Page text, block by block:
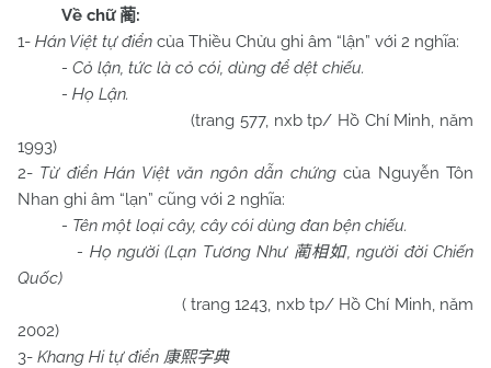
Về chữ 蔺:
1- Hán Việt tự điển của Thiều Chửu ghi âm “lận” với 2 nghĩa:
- Cỏ lận, tức là cỏ cói, dùng để dệt chiếu.
- Họ Lận.
(trang 577, nxb tp/ Hồ Chí Minh, năm
1993)
2- Từ điển Hán Việt văn ngôn dẫn chứngcủa Nguyễn Tôn
Nhan ghi âm “lạn” cũng với 2 nghĩa:
- Tên một loại cây, cây cói dùng đan bện chiếu.
- Họ người (Lạn Tương Như 蔺相如, người đời Chiến
Quốc)
( trang 1243, nxb tp/ Hồ Chí Minh, năm
2002)
3- Khang Hi tự điển 康熙字典